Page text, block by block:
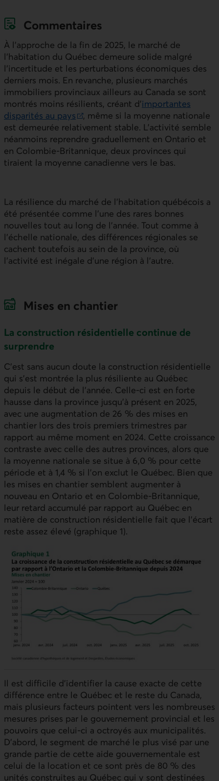
Commentaires
À l’approche de la fin de 2025, le marché de
l’habitation du Québec demeure solide malgré
l’incertitude et les perturbations économiques des
derniers mois. En revanche, plusieurs marchés
immobiliers provinciaux ailleurs au Canada se sont
montrés moins résilients, créant d’importantes
disparités au pays
Lien externe au site.
, même si la moyenne nationale
est demeurée relativement stable. L’activité semble
néanmoins reprendre graduellement en Ontario et
en Colombie‑Britannique, deux provinces qui
tiraient la moyenne canadienne vers le bas.
La résilience du marché de l’habitation québécois a
été présentée comme l’une des rares bonnes
nouvelles tout au long de l’année. Tout comme à
l’échelle nationale, des différences régionales se
cachent toutefois au sein de la province, où
l’activité est inégale d’une région à l’autre.
Mises en chantier
La construction résidentielle continue de
surprendre
C’est sans aucun doute la construction résidentielle
qui s’est montrée la plus résiliente au Québec
depuis le début de l’année. Celle-ci est en forte
hausse dans la province jusqu’à présent en 2025,
avec une augmentation de 26 % des mises en
chantier lors des trois premiers trimestres par
rapport au même moment en 2024. Cette croissance
contraste avec celle des autres provinces, alors que
la moyenne nationale se situe à 6,0 % pour cette
période et à 1,4 % si l’on exclut le Québec. Bien que
les mises en chantier semblent augmenter à
nouveau en Ontario et en Colombie‑Britannique,
leur retard accumulé par rapport au Québec en
matière de construction résidentielle fait que l’écart
reste assez élevé (graphique 1).
Il est difficile d’identifier la cause exacte de cette
différence entre le Québec et le reste du Canada,
mais plusieurs facteurs pointent vers les nombreuses
mesures prises par le gouvernement provincial et les
pouvoirs que celui-ci a octroyés aux municipalités.
D’abord, le segment de marché le plus visé par une
grande partie de cette aide gouvernementale est
celui de la location et ce sont près de 80 % des
unités construites au Québec qui y sont destinées